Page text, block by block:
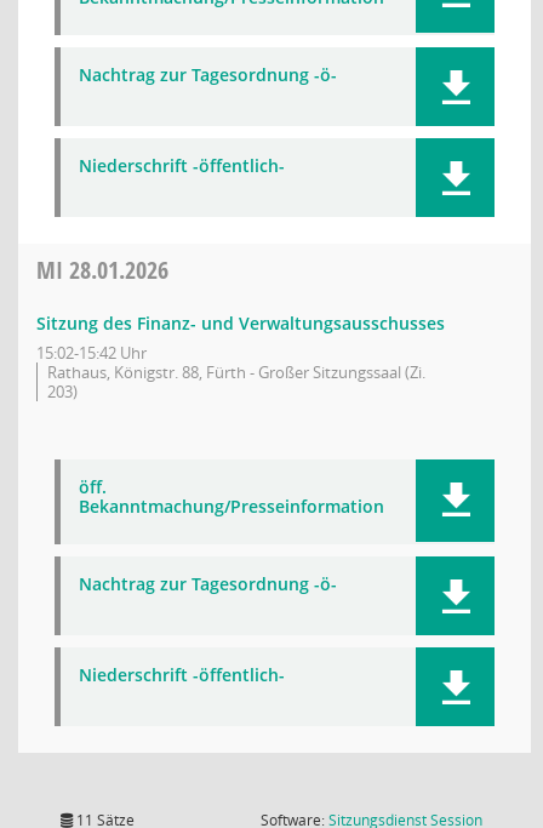
Nachtrag zur Tagesordnung -ö-
Niederschrift -öffentlich-
MI 28.01.2026
Sitzung des Finanz- und Verwaltungsausschusses
15:02-15:42 Uhr
Rathaus, Königstr. 88, Fürth - Großer Sitzungssaal (Zi.
203)
öff.
Bekanntmachung/Presseinformation
Nachtrag zur Tagesordnung -ö-
Niederschrift -öffentlich-
11 Sätze Software:SitzungsdienstSession(Wird in